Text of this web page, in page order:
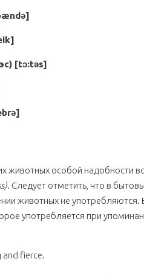
[tɔ:təs]
животных особой надобности
. Следует отметить, что в
животных не употребляются.
употребляется при
and fierce.